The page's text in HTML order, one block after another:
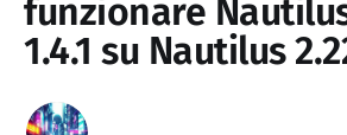
funzionare
1.4.1 su Nautilus